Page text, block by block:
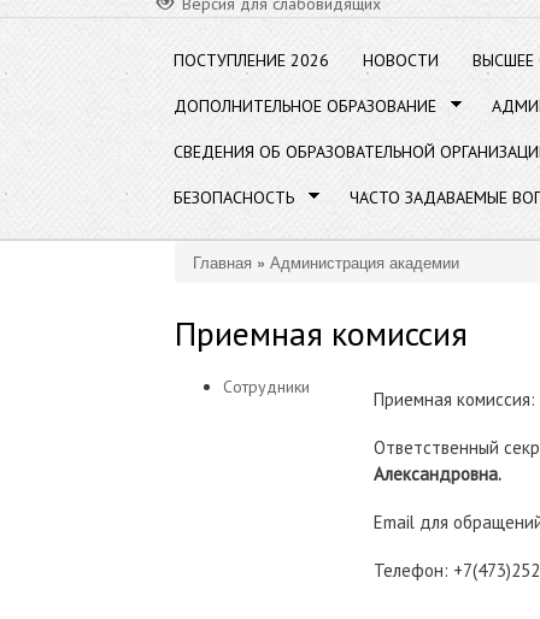
ПОСТУПЛЕНИЕ 2026 НОВОСТИ ВЫСШЕЕ
ДОПОЛНИТЕЛЬНОЕ ОБРАЗОВАНИЕ
СВЕДЕНИЯ ОБ ОБРАЗОВАТЕЛЬНОЙ
БЕЗОПАСНОСТЬ ЧАСТО ЗАДАВАЕМЫЕ
Вы здесь
Главная » Администрация академии
Приемная комиссия
Сотрудники
Приемная комиссия:
Ответственный
Александровна.
Email для
Телефон: